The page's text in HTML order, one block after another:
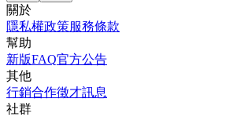
關於
隱私權政策服務條款
幫助
新版FAQ官方公告
其他
行銷合作徵才訊息
社群